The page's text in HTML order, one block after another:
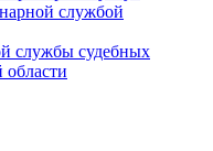
службой
службы судебных
области